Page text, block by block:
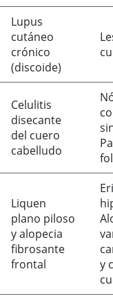
Lupus
cutáneo
crónico
(discoide)
Celulitis
disecante
del cuero
cabelludo
Liquen
plano piloso
y alopecia
fibrosante
frontal
y